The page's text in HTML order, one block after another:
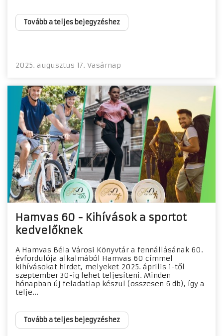
Tovább a teljes bejegyzéshez
2025. augusztus 17. Vasárnap
Hamvas 60 - Kihívások a sportot
kedvelőknek
A Hamvas Béla Városi Könyvtár a fennállásának 60.
évfordulója alkalmából Hamvas 60 címmel
kihívásokat hirdet, melyeket 2025. április 1-től
szeptember 30-ig lehet teljesíteni. Minden
hónapban új feladatlap készül (összesen 6 db), így a
telje...
Tovább a teljes bejegyzéshez